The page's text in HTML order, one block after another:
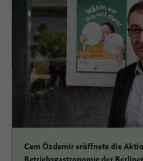
Cem Özdemir eröffnete die